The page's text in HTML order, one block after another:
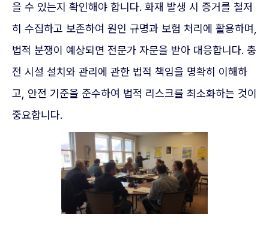
을 수 있는지 확인해야 합니다. 화재 발생 시 증거를 철저
히 수집하고 보존하여 원인 규명과 보험 처리에 활용하며,
법적 분쟁이 예상되면 전문가 자문을 받아 대응합니다. 충
전 시설 설치와 관리에 관한 법적 책임을 명확히 이해하
고, 안전 기준을 준수하여 법적 리스크를 최소화하는 것이
중요합니다.